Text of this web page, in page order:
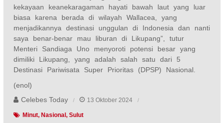
kekayaan keanekaragaman hayati bawah laut yang luar
biasa karena berada di wilayah Wallacea, yang
menjadikannya destinasi unggulan di Indonesia dan nanti
saya benar-benar mau liburan di Likupang”, tutur
Menteri Sandiaga Uno menyoroti potensi besar yang
dimiliki Likupang, yang adalah salah satu dari 5
Destinasi Pariwisata Super Prioritas (DPSP) Nasional.
(enol)
Celebes Today
13 Oktober 2024
Minut Nasional Sulut